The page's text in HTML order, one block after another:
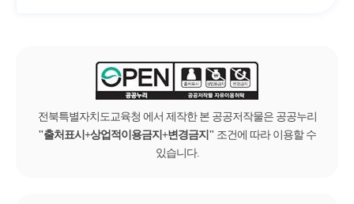
전북특별자치도교육청 에서 제작한 본 공공저작물은 공공누리
출처표시+상업적이용금지+변경금지
조건에 따라 이용할 수
있습니다.